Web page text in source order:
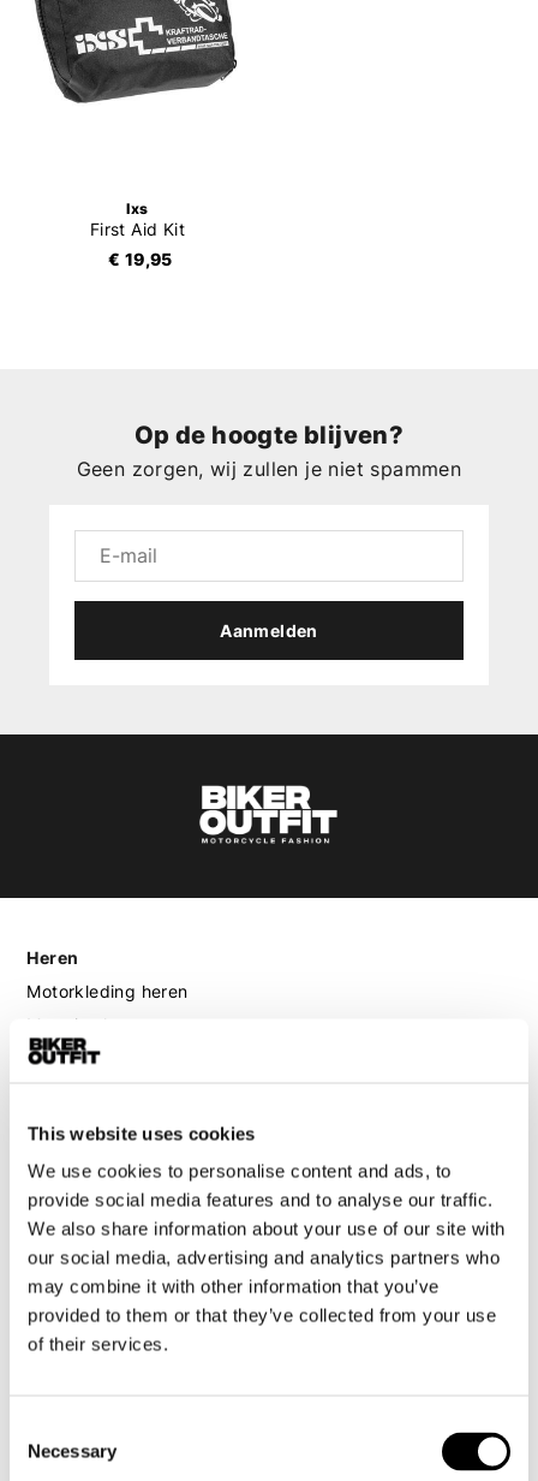
This website uses cookies
We use cookies to personalise content and ads, to
provide social media features and to analyse our traffic.
We also share information about your use of our site with
our social media, advertising and analytics partners who
may combine it with other information that you’ve
provided to them or that they’ve collected from your use
of their services.
Selection
Necessary
Ixs
First Aid Kit
€ 19,95
Op de hoogte blijven?
Geen zorgen, wij zullen je niet spammen
Aanmelden
Heren
Motorkleding heren
Motorjas heren
Motorbroek heren
Motorjeans heren
Motorhoodie heren
Motorhelm heren
Motorhandschoenen heren
Motorlaarzen heren
Dames